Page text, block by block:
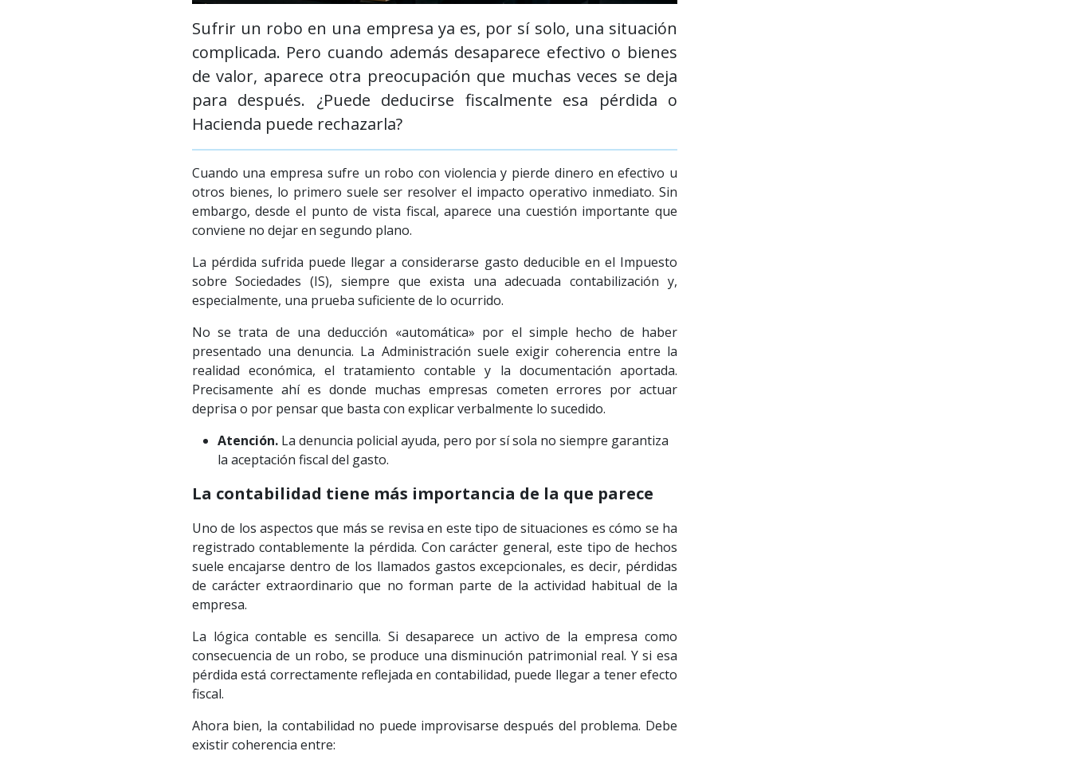
Sufrir un robo en una empresa ya es, por sí solo, una situación
complicada. Pero cuando además desaparece efectivo o bienes
de valor, aparece otra preocupación que muchas veces se deja
para después. ¿Puede deducirse fiscalmente esa pérdida o
Hacienda puede rechazarla?
Cuando una empresa sufre un robo con violencia y pierde dinero en efectivo u
otros bienes, lo primero suele ser resolver el impacto operativo inmediato. Sin
embargo, desde el punto de vista fiscal, aparece una cuestión importante que
conviene no dejar en segundo plano.
La pérdida sufrida puede llegar a considerarse gasto deducible en el Impuesto
sobre Sociedades (IS), siempre que exista una adecuada contabilización y,
especialmente, una prueba suficiente de lo ocurrido.
No se trata de una deducción «automática» por el simple hecho de haber
presentado una denuncia. La Administración suele exigir coherencia entre la
realidad económica, el tratamiento contable y la documentación aportada.
Precisamente ahí es donde muchas empresas cometen errores por actuar
deprisa o por pensar que basta con explicar verbalmente lo sucedido.
Atención.La denuncia policial ayuda, pero por sí sola no siempre garantiza
la aceptación fiscal del gasto.
La contabilidad tiene más importancia de la que parece
Uno de los aspectos que más se revisa en este tipo de situaciones es cómo se ha
registrado contablemente la pérdida. Con carácter general, este tipo de hechos
suele encajarse dentro de los llamados gastos excepcionales, es decir, pérdidas
de carácter extraordinario que no forman parte de la actividad habitual de la
empresa.
La lógica contable es sencilla. Si desaparece un activo de la empresa como
consecuencia de un robo, se produce una disminución patrimonial real. Y si esa
pérdida está correctamente reflejada en contabilidad, puede llegar a tener efecto
fiscal.
Ahora bien, la contabilidad no puede improvisarse después del problema. Debe
existir coherencia entre: